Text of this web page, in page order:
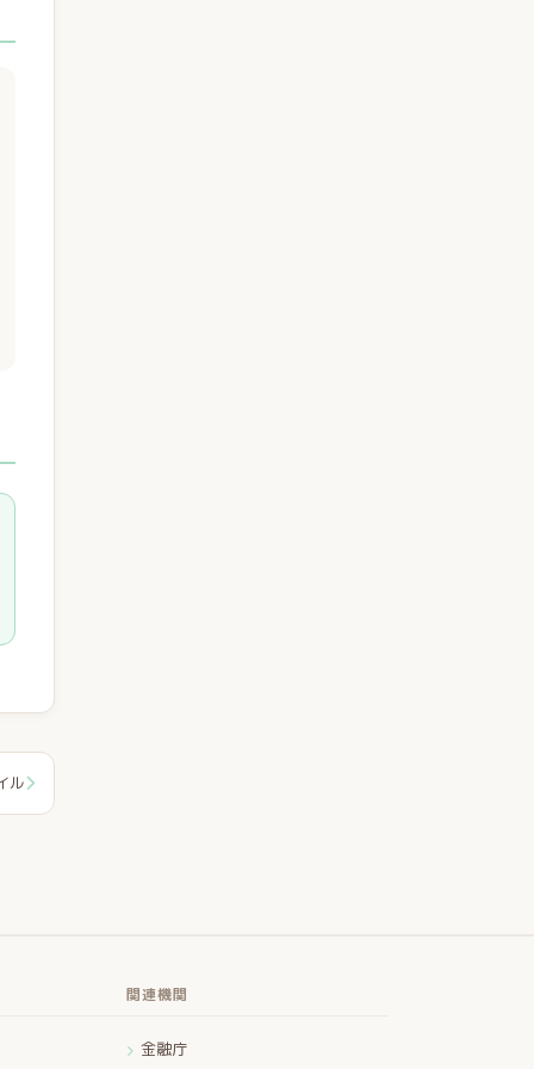
ル
関連機関
金融庁